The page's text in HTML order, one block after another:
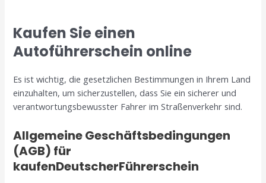
Kaufen Sie einen
Autoführerschein online
Es ist wichtig, die gesetzlichen Bestimmungen in Ihrem Land
einzuhalten, um sicherzustellen, dass Sie ein sicherer und
verantwortungsbewusster Fahrer im Straßenverkehr sind.
Allgemeine Geschäftsbedingungen
(AGB) für
kaufenDeutscherFührerschein